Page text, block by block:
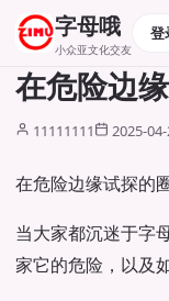
字母哦
小众亚文化交友
登
在危险边
11111111 2025-
在危险边缘试探的
当大家都沉迷于字
家它的危险，以及